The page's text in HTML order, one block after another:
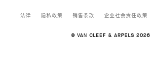
法律 隐私政策 销售条款 企业社会责任政策
© VAN CLEEF & ARPELS 2026